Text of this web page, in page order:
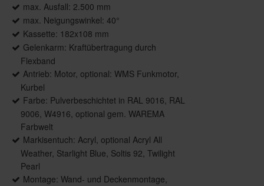
max. Ausfall: 2.500 mm
max. Neigungswinkel: 40°
Kassette: 182x108 mm
Gelenkarm: Kraftübertragung durch
Flexband
Antrieb: Motor, optional: WMS Funkmotor,
Kurbel
Farbe: Pulverbeschichtet in RAL 9016, RAL
9006, W4916, optional gem. WAREMA
Farbwelt
Markisentuch: Acryl, optional Acryl All
Weather, Starlight Blue, Soltis 92, Twilight
Pearl
Montage: Wand- und Deckenmontage,